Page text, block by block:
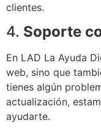
clientes.
4. Soporte
En LAD La Ayuda
web, sino que
tienes algún
actualización,
ayudarte.